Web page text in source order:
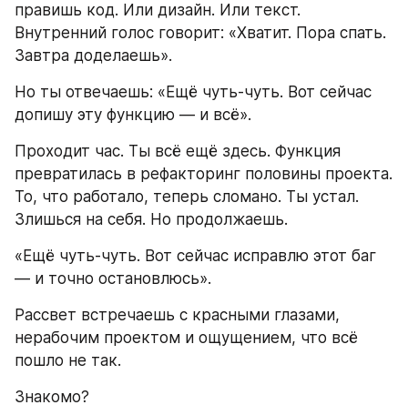
правишь код. Или дизайн. Или текст.
Внутренний голос говорит: «Хватит. Пора спать.
Завтра доделаешь».
Но ты отвечаешь: «Ещё чуть-чуть. Вот сейчас
допишу эту функцию — и всё».
Проходит час. Ты всё ещё здесь. Функция
превратилась в рефакторинг половины проекта.
То, что работало, теперь сломано. Ты устал.
Злишься на себя. Но продолжаешь.
«Ещё чуть-чуть. Вот сейчас исправлю этот баг
— и точно остановлюсь».
Рассвет встречаешь с красными глазами,
нерабочим проектом и ощущением, что всё
пошло не так.
Знакомо?